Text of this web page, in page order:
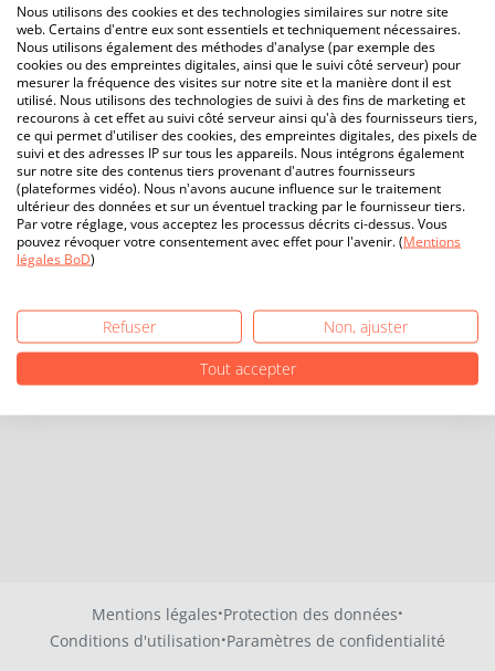
Mentions légales·Protection des données·
Conditions d'utilisation·Paramètres de confidentialité
Nous utilisons des cookies et des technologies similaires sur notre site
web. Certains d'entre eux sont essentiels et techniquement nécessaires.
Nous utilisons également des méthodes d'analyse (par exemple des
cookies ou des empreintes digitales, ainsi que le suivi côté serveur) pour
mesurer la fréquence des visites sur notre site et la manière dont il est
utilisé. Nous utilisons des technologies de suivi à des fins de marketing et
recourons à cet effet au suivi côté serveur ainsi qu'à des fournisseurs tiers,
ce qui permet d'utiliser des cookies, des empreintes digitales, des pixels de
suivi et des adresses IP sur tous les appareils. Nous intégrons également
sur notre site des contenus tiers provenant d'autres fournisseurs
(plateformes vidéo). Nous n'avons aucune influence sur le traitement
ultérieur des données et sur un éventuel tracking par le fournisseur tiers.
Par votre réglage, vous acceptez les processus décrits ci-dessus. Vous
pouvez révoquer votre consentement avec effet pour l'avenir. (Mentions
légales BoD)
Refuser
Non, ajuster
Tout accepter